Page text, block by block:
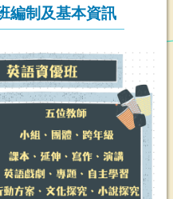
編制及基本資訊